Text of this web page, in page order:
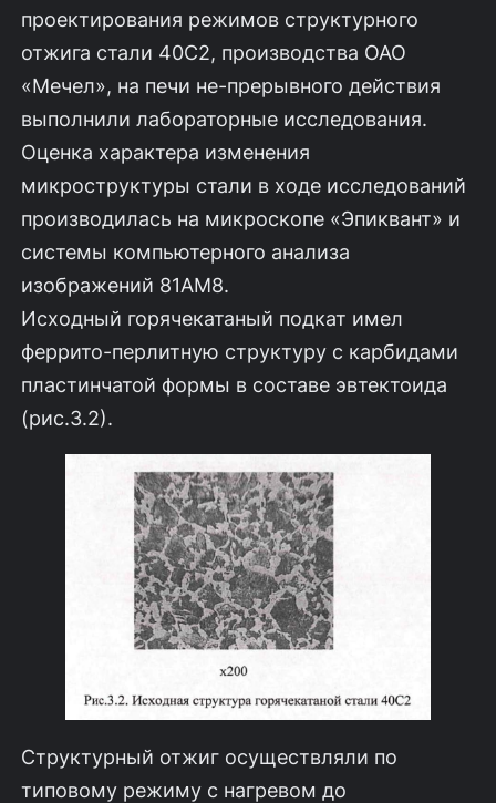
проектирования режимов структурного
отжига стали 40С2, производства ОАО
«Мечел», на печи не-прерывного действия
выполнили лабораторные исследования.
Оценка характера изменения
микроструктуры стали в ходе исследований
производилась на микроскопе «Эпиквант» и
системы компьютерного анализа
изображений 81АМ8.
Исходный горячекатаный подкат имел
феррито-перлитную структуру с карбидами
пластинчатой формы в составе эвтектоида
(рис.3.2).
Структурный отжиг осуществляли по
типовому режиму с нагревом до